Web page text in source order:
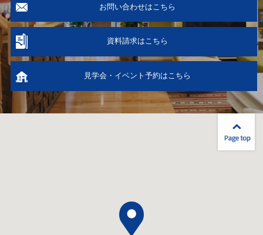
お問い合わせはこちら
資料請求はこちら
見学会・イベント予約はこちら